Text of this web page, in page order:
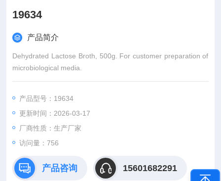
19634
产品简介
Dehydrated Lactose Broth, 500g. For customer preparation of
microbiological media.
产品型号：19634
更新时间：2026-03-17
厂商性质：生产厂家
访问量：756
产品咨询 15601682291